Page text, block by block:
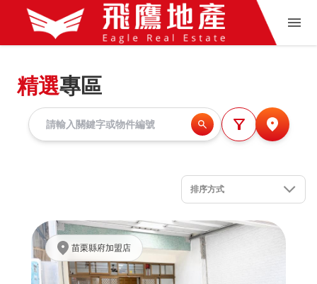
精選專區
排序方式
苗栗縣府加盟店